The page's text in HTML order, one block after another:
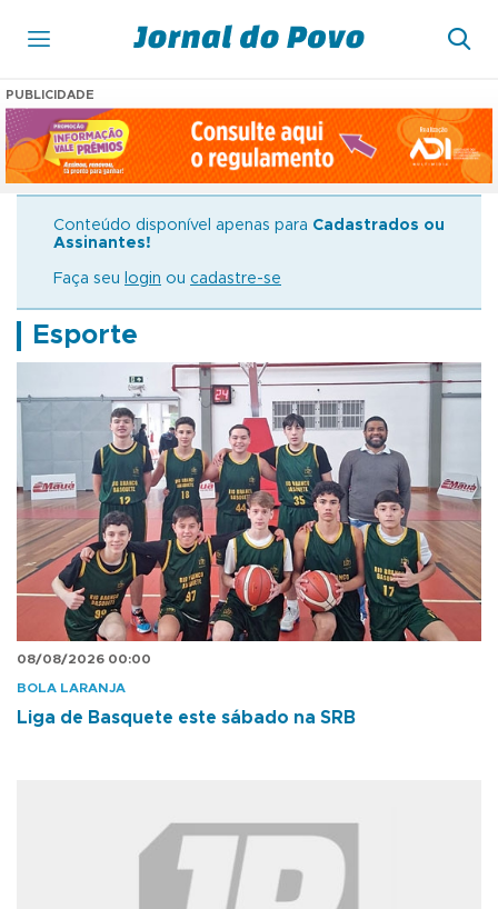
PUBLICIDADE
Conteúdo disponível apenas para Cadastrados ou
Assinantes!
Faça seu login ou cadastre-se
Esporte
08/08/2026 00:00
BOLA LARANJA
Liga de Basquete este sábado na SRB